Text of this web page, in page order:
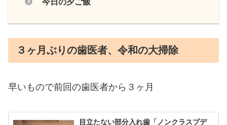
３ヶ月ぶりの歯医者、令和の大掃除
早いもので前回の歯医者から３ヶ月
目立たない部分入れ歯「ノンクラスプデ